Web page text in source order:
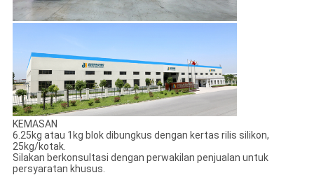
KEMASAN
6.25kg atau 1kg blok dibungkus dengan kertas rilis silikon,
25kg/kotak.
Silakan berkonsultasi dengan perwakilan penjualan untuk
persyaratan khusus.